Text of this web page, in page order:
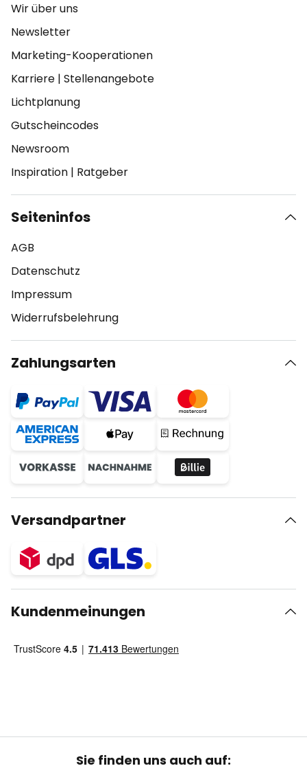
Wir über uns
Newsletter
Marketing-Kooperationen
Karriere | Stellenangebote
Lichtplanung
Gutscheincodes
Newsroom
Inspiration | Ratgeber
Seiteninfos
AGB
Datenschutz
Impressum
Widerrufsbelehrung
Zahlungsarten
Versandpartner
Kundenmeinungen
Sie finden uns auch auf: